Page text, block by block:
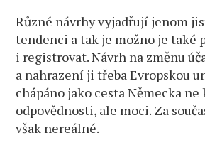
Různé návrhy vyjadřují jenom
tendenci a tak je možno je také
i registrovat. Návrh na změnu
a nahrazení ji třeba Evropskou
chápáno jako cesta Německa ne
odpovědnosti, ale moci. Za
však nereálné.